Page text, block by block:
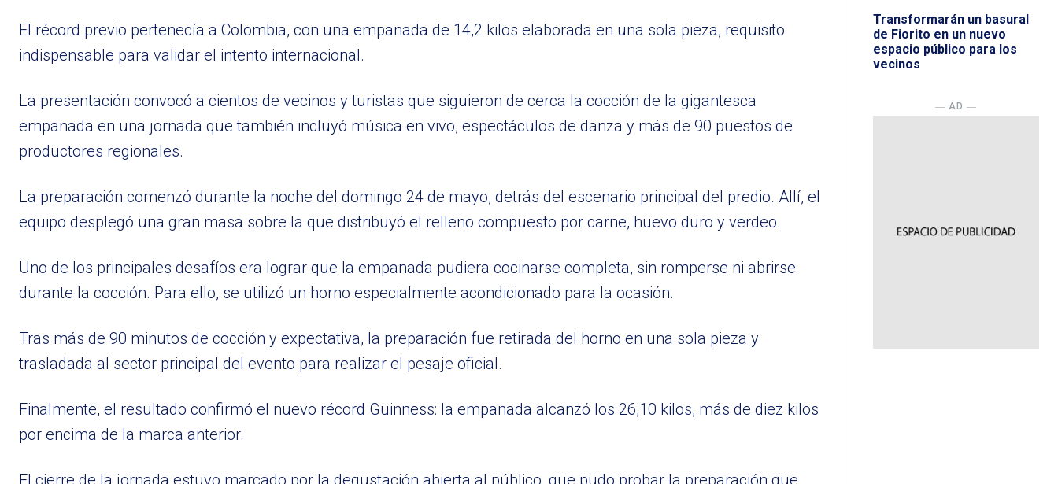
El récord previo pertenecía a Colombia, con una empanada de 14,2 kilos elaborada en una sola pieza, requisito
indispensable para validar el intento internacional.
La presentación convocó a cientos de vecinos y turistas que siguieron de cerca la cocción de la gigantesca
empanada en una jornada que también incluyó música en vivo, espectáculos de danza y más de 90 puestos de
productores regionales.
La preparación comenzó durante la noche del domingo 24 de mayo, detrás del escenario principal del predio. Allí, el
equipo desplegó una gran masa sobre la que distribuyó el relleno compuesto por carne, huevo duro y verdeo.
Uno de los principales desafíos era lograr que la empanada pudiera cocinarse completa, sin romperse ni abrirse
durante la cocción. Para ello, se utilizó un horno especialmente acondicionado para la ocasión.
Tras más de 90 minutos de cocción y expectativa, la preparación fue retirada del horno en una sola pieza y
trasladada al sector principal del evento para realizar el pesaje oficial.
Finalmente, el resultado confirmó el nuevo récord Guinness: la empanada alcanzó los 26,10 kilos, más de diez kilos
por encima de la marca anterior.
El cierre de la jornada estuvo marcado por la degustación abierta al público, que pudo probar la preparación que
Transformarán un basural
de Fiorito en un nuevo
espacio público para los
vecinos
― AD ―